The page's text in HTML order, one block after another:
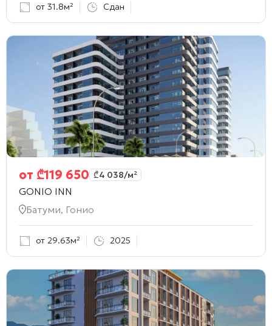
от 31.8м² Сдан
от ₾119 650 ₾4 038/м²
GONIO INN
Батуми, Гонио
от 29.63м² 2025